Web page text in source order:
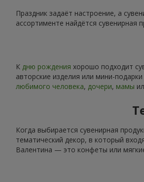
Праздник задаёт настроение, а
ассортименте найдётся
К дню рождения хорошо подходит
авторские изделия или мини-
любимого человека, дочери, мамы
Когда выбирается сувенирная
тематический декор, в который
Валентина — это конфеты или